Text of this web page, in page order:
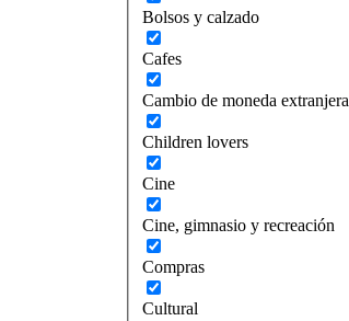
Bolsos y calzado
Cafes
Cambio de moneda extranjera
Children lovers
Cine
Cine, gimnasio y recreación
Compras
Cultural